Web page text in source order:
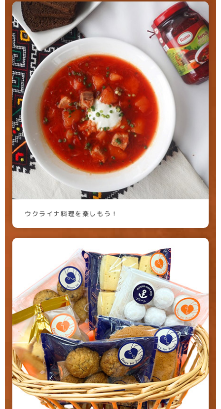
ウクライナ料理を楽しもう！